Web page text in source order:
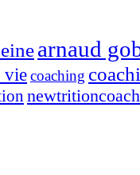
arnaud
viecoaching
newtritioncoach